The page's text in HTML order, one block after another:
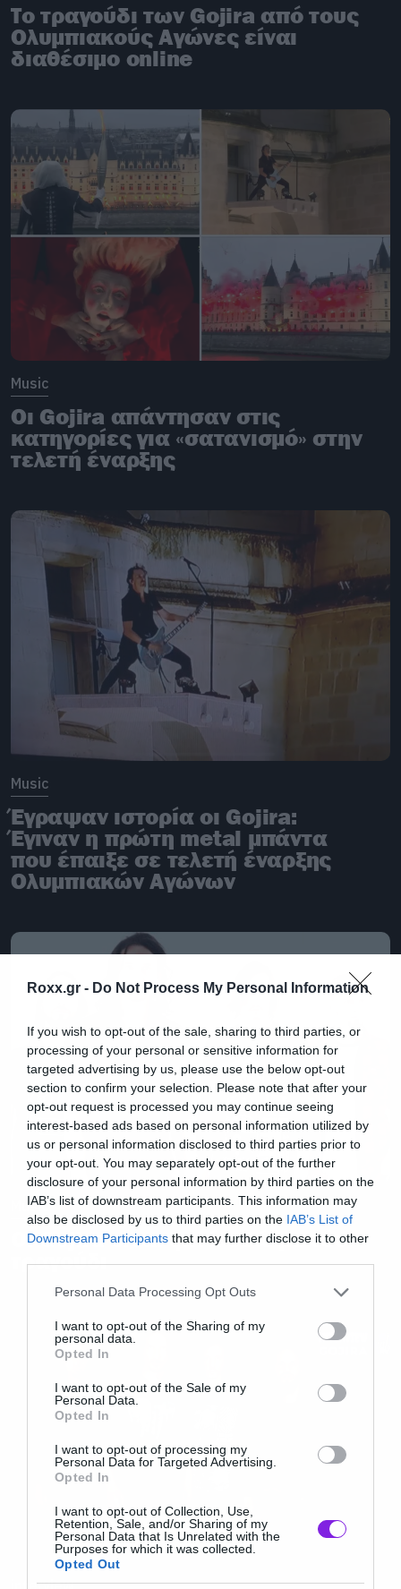
Roxx.gr - Do Not Process My Personal Information
If you wish to opt-out of the sale, sharing to third parties, or
processing of your personal or sensitive information for
targeted advertising by us, please use the below opt-out
section to confirm your selection. Please note that after your
opt-out request is processed you may continue seeing
interest-based ads based on personal information utilized by
us or personal information disclosed to third parties prior to
your opt-out. You may separately opt-out of the further
disclosure of your personal information by third parties on the
IAB’s list of downstream participants. This information may
also be disclosed by us to third parties on the IAB’s List of
Downstream Participants that may further disclose it to other
Please note that this website/app uses one or more Google
not limited to your visit or usage behaviour. You may click to
grant or deny consent to Google and its third-party tags to
use your data for below specified purposes in below Google
consent section.
Personal Data Processing Opt Outs
I want to opt-out of the Sharing of my
personal data.
Opted In
I want to opt-out of the Sale of my
Personal Data.
Opted In
I want to opt-out of processing my
Personal Data for Targeted Advertising.
Opted In
I want to opt-out of Collection, Use,
Retention, Sale, and/or Sharing of my
Personal Data that Is Unrelated with the
Purposes for which it was collected.
Opted Out
Το τραγούδι των Gojira από τους
Ολυμπιακούς Αγώνες είναι
διαθέσιμο online
Music
Οι Gojira απάντησαν στις
κατηγορίες για «σατανισμό» στην
τελετή έναρξης
Music
Έγραψαν ιστορία οι Gojira:
Έγιναν η πρώτη metal μπάντα
που έπαιξε σε τελετή έναρξης
Ολυμπιακών Αγώνων
Music
Οι Gojira είναι ξανά εδώ με νέο
τραγούδι